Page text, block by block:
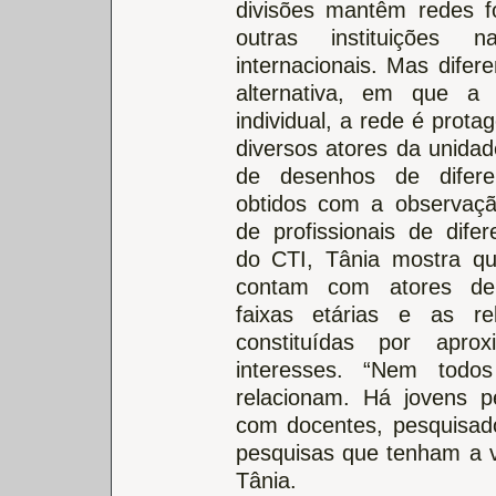
divisões mantêm redes
outras instituições
internacionais. Mas
alternativa, em que a
individual, a rede é
diversos atores da
de desenhos de
obtidos com a
de profissionais de
do CTI, Tânia mostra
contam com atores
faixas etárias e as
constituídas por
interesses. “Nem
relacionam. Há jovens
com docentes,
pesquisas que tenham a
Tânia.